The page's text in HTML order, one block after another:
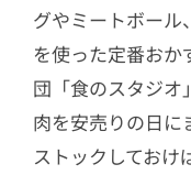
グやミートボール
を使った定番お
団「食のスタジオ
肉を安売りの日に
ストックしておけ